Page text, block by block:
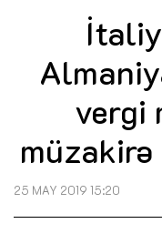
vergi
müzakirə
25 MAY 2019 15:20